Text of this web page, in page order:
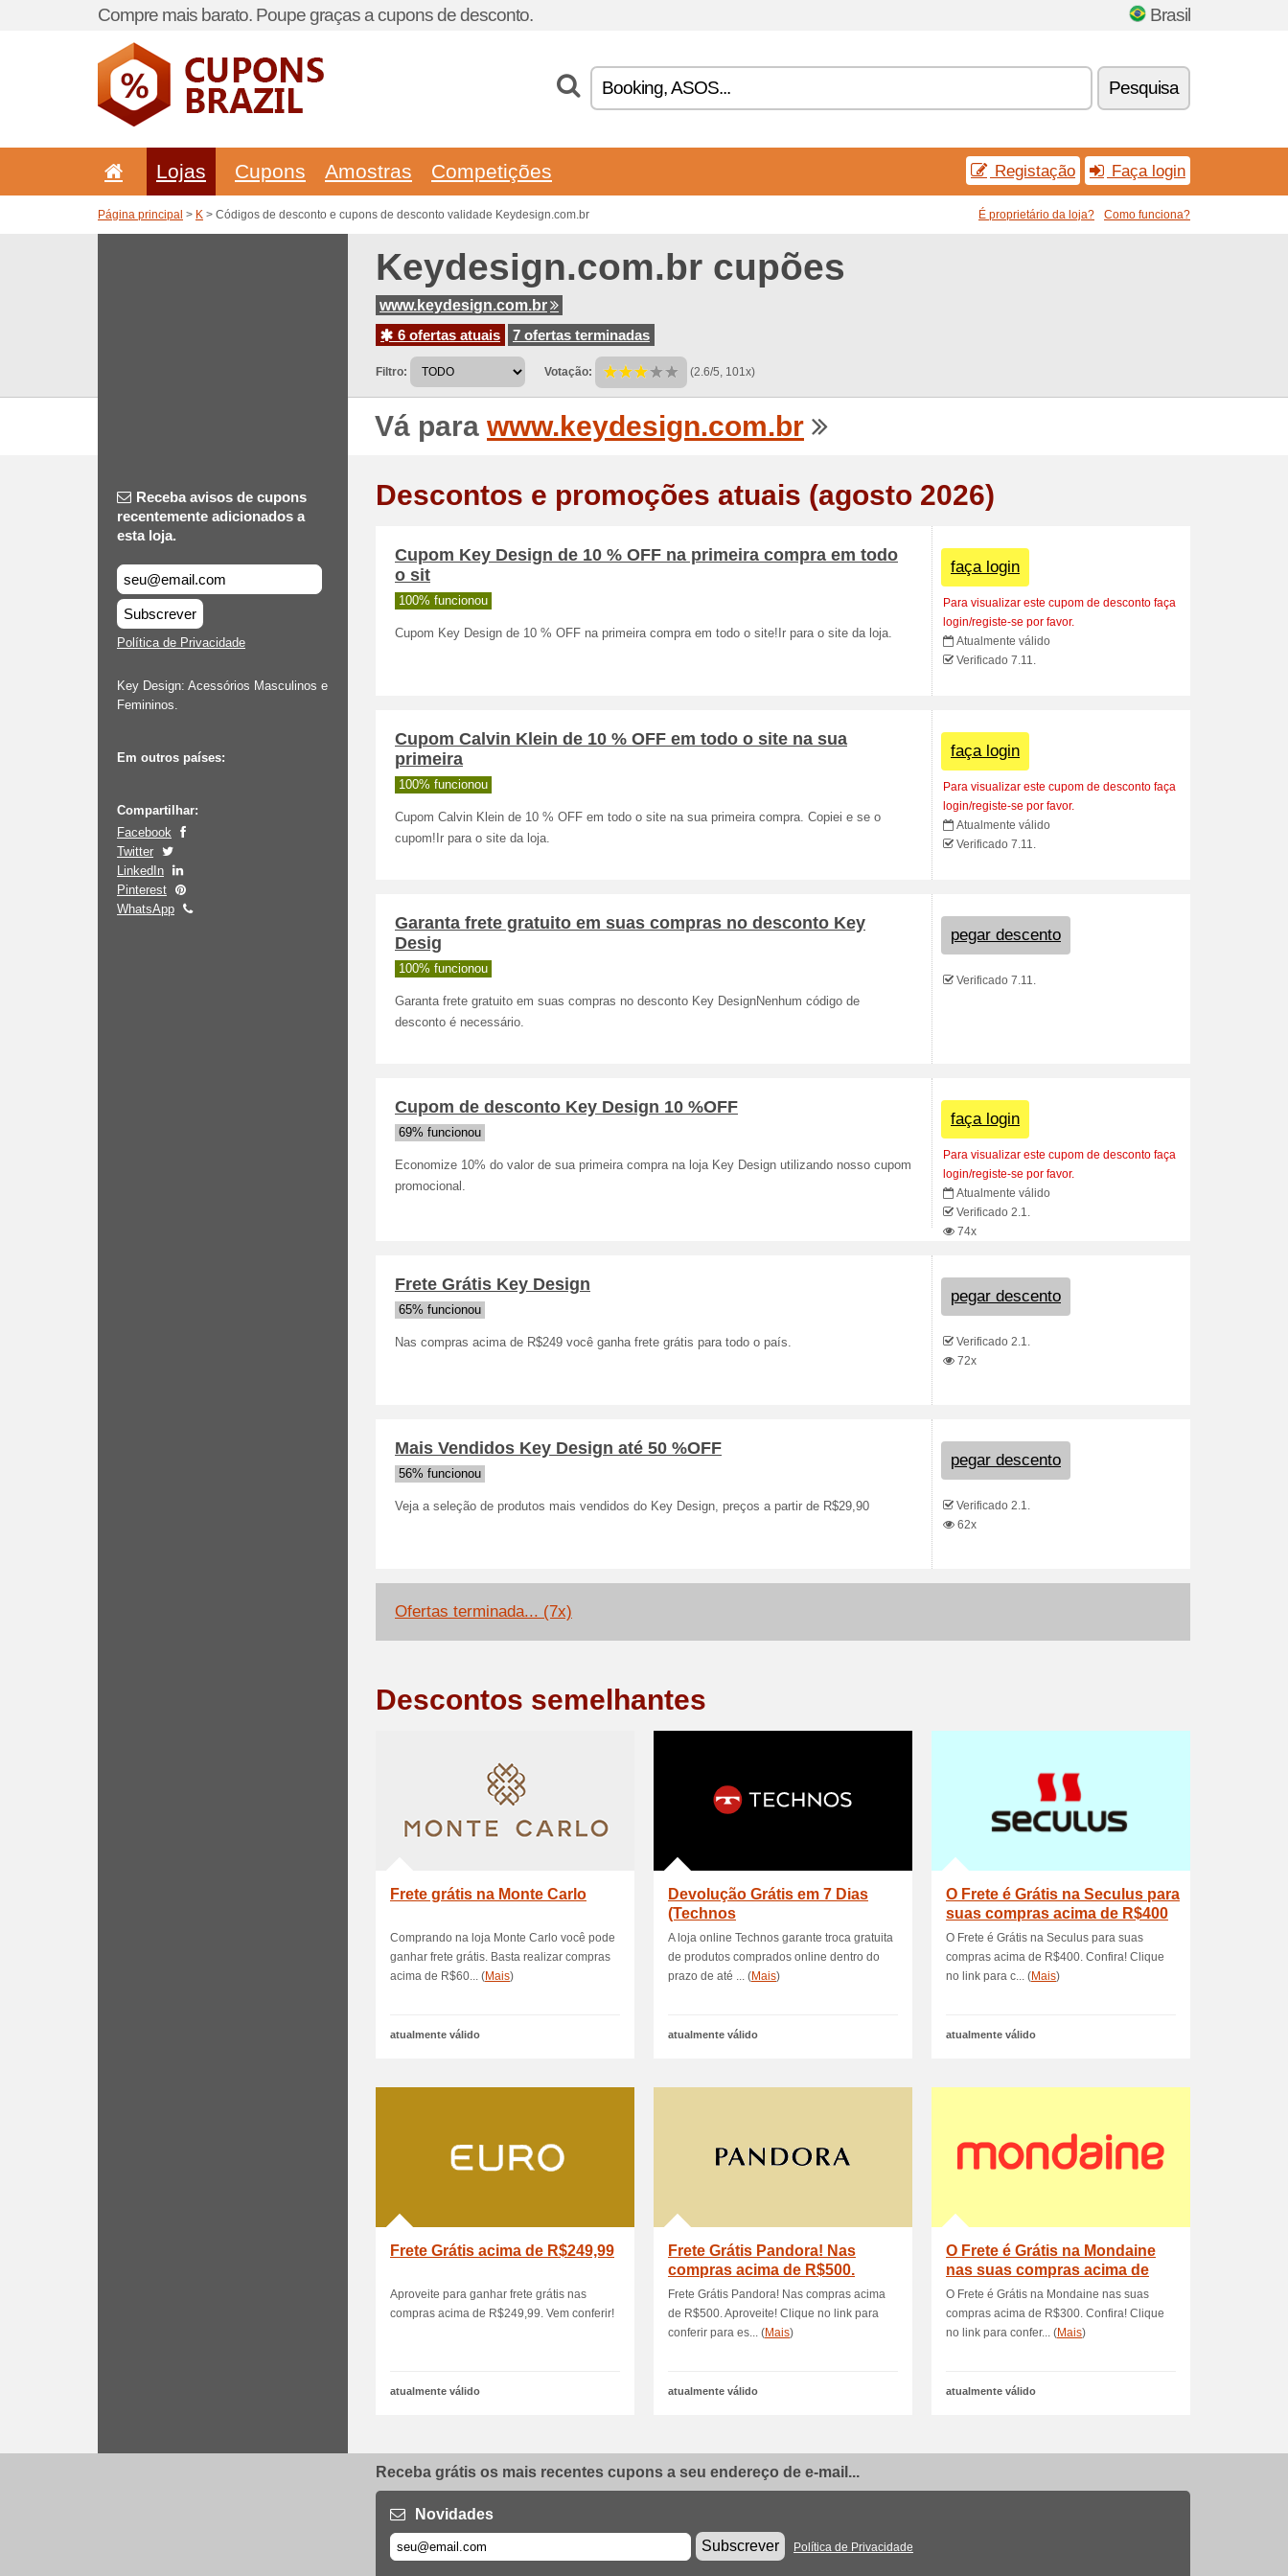
Compre mais barato. Poupe graças a cupons de desconto. Brasil
Pesquisa
Lojas Cupons Amostras Competições Registação Faça login
Página principal > K > Códigos de desconto e cupons de desconto validade Keydesign.com.br É proprietário da loja? Como funciona?
Keydesign.com.br cupões
www.keydesign.com.br
6 ofertas atuais
7 ofertas terminadas
Filtro: Votação: (2.6/5, 101x)
Vá para www.keydesign.com.br
Receba avisos de cupons
recentemente adicionados a
esta loja.
Subscrever
Política de Privacidade
Key Design: Acessórios Masculinos e
Femininos.
Em outros países:
Compartilhar:
Facebook
Twitter
LinkedIn
Pinterest
WhatsApp
Descontos e promoções atuais (agosto 2026)
Cupom Key Design de 10 % OFF na primeira compra em todo
o sit
100% funcionou
Cupom Key Design de 10 % OFF na primeira compra em todo o site!Ir para o site da loja.
faça login
Para visualizar este cupom de desconto faça
login/registe-se por favor.
Atualmente válido
Verificado 7.11.
Cupom Calvin Klein de 10 % OFF em todo o site na sua
primeira
100% funcionou
Cupom Calvin Klein de 10 % OFF em todo o site na sua primeira compra. Copiei e se o
cupom!Ir para o site da loja.
faça login
Para visualizar este cupom de desconto faça
login/registe-se por favor.
Atualmente válido
Verificado 7.11.
Garanta frete gratuito em suas compras no desconto Key
Desig
100% funcionou
Garanta frete gratuito em suas compras no desconto Key DesignNenhum código de
desconto é necessário.
pegar descento
Verificado 7.11.
Cupom de desconto Key Design 10 %OFF
69% funcionou
Economize 10% do valor de sua primeira compra na loja Key Design utilizando nosso cupom
promocional.
faça login
Para visualizar este cupom de desconto faça
login/registe-se por favor.
Atualmente válido
Verificado 2.1.
74x
Frete Grátis Key Design
65% funcionou
Nas compras acima de R$249 você ganha frete grátis para todo o país.
pegar descento
Verificado 2.1.
72x
Mais Vendidos Key Design até 50 %OFF
56% funcionou
Veja a seleção de produtos mais vendidos do Key Design, preços a partir de R$29,90
pegar descento
Verificado 2.1.
62x
Ofertas terminada... (7x)
Descontos semelhantes
Frete grátis na Monte Carlo
Comprando na loja Monte Carlo você pode
ganhar frete grátis. Basta realizar compras
acima de R$60... (Mais)
atualmente válido
Devolução Grátis em 7 Dias
(Technos
A loja online Technos garante troca gratuita
de produtos comprados online dentro do
prazo de até ... (Mais)
atualmente válido
O Frete é Grátis na Seculus para
suas compras acima de R$400
O Frete é Grátis na Seculus para suas
compras acima de R$400. Confira! Clique
no link para c... (Mais)
atualmente válido
Frete Grátis acima de R$249,99
Aproveite para ganhar frete grátis nas
compras acima de R$249,99. Vem conferir!
atualmente válido
Frete Grátis Pandora! Nas
compras acima de R$500.
Aproveite!
Frete Grátis Pandora! Nas compras acima
de R$500. Aproveite! Clique no link para
conferir para es... (Mais)
atualmente válido
O Frete é Grátis na Mondaine
nas suas compras acima de
R$300
O Frete é Grátis na Mondaine nas suas
compras acima de R$300. Confira! Clique
no link para confer... (Mais)
atualmente válido
Receba grátis os mais recentes cupons a seu endereço de e-mail...
Novidades
Subscrever
Política de Privacidade